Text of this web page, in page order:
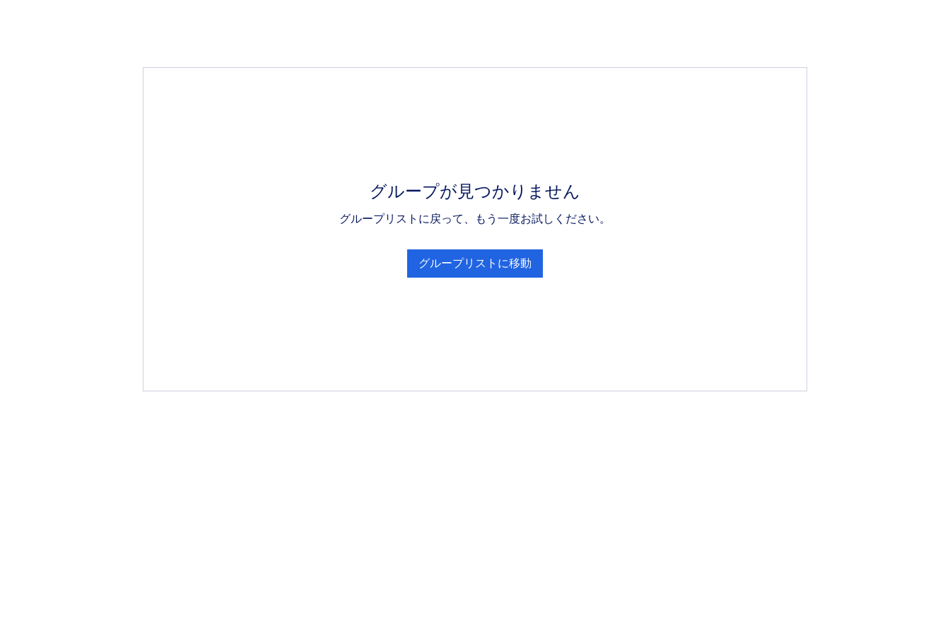
グループが見つかりません
グループリストに戻って、もう一度お試しください。
グループリストに移動